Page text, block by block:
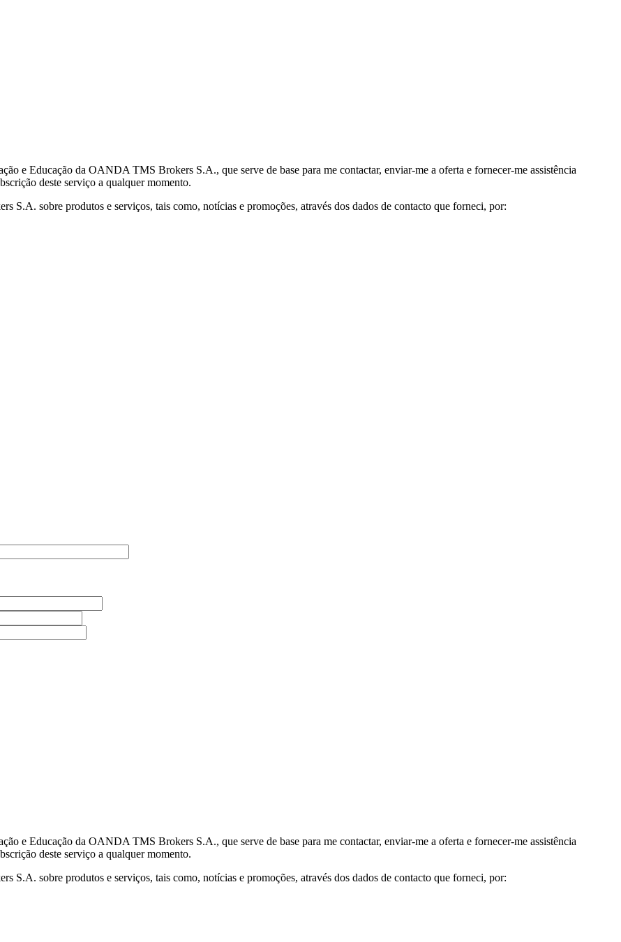
e Educação da OANDA TMS Brokers S.A., que serve de base para me contactar, enviar-me a oferta e fornecer-me assistência
deste serviço a qualquer momento.
sobre produtos e serviços, tais como, notícias e promoções, através dos dados de contacto que forneci, por:
e Educação da OANDA TMS Brokers S.A., que serve de base para me contactar, enviar-me a oferta e fornecer-me assistência
deste serviço a qualquer momento.
sobre produtos e serviços, tais como, notícias e promoções, através dos dados de contacto que forneci, por: